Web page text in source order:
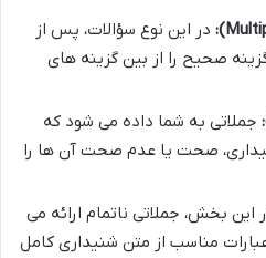
در این نوع سؤالات، پس از
صحیح را از بین گزینه های
جملاتی به شما داده می شود که
صحت یا عدم صحت آن ها را
این بخش، جملاتی ناتمام ارائه می
مناسب از متن شنیداری کامل